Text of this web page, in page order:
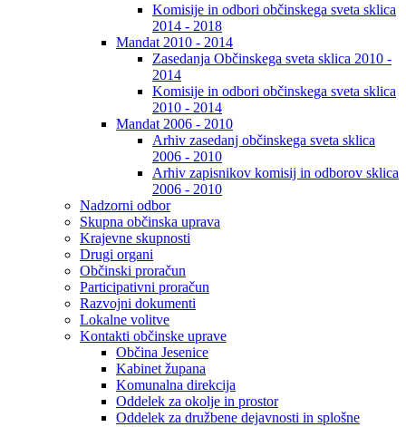
Komisije in odbori občinskega sveta sklica
2014 - 2018
Mandat 2010 - 2014
Zasedanja Občinskega sveta sklica 2010 -
2014
Komisije in odbori občinskega sveta sklica
2010 - 2014
Mandat 2006 - 2010
Arhiv zasedanj občinskega sveta sklica
2006 - 2010
Arhiv zapisnikov komisij in odborov sklica
2006 - 2010
Nadzorni odbor
Skupna občinska uprava
Krajevne skupnosti
Drugi organi
Občinski proračun
Participativni proračun
Razvojni dokumenti
Lokalne volitve
Kontakti občinske uprave
Občina Jesenice
Kabinet župana
Komunalna direkcija
Oddelek za okolje in prostor
Oddelek za družbene dejavnosti in splošne